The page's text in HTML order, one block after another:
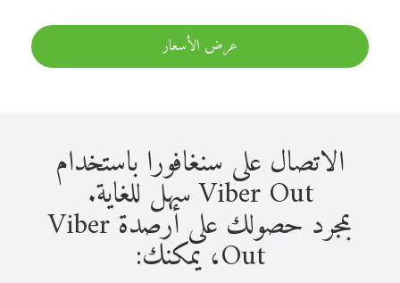
عرض الأسعار
الاتصال على سنغافورا باستخدام
Viber Out سهل للغاية.
بمجرد حصولك على أرصدة Viber
Out، يمكنك: